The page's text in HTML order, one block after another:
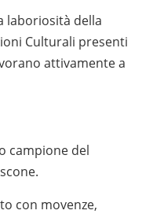
laboriosità della
Culturali presenti
attivamente a
campione del
con movenze,